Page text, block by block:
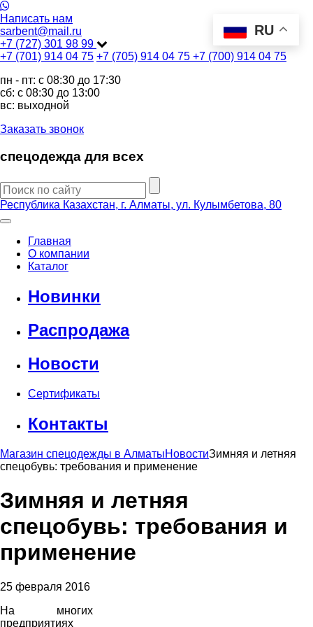
Написать нам
sarbent@mail.ru
+7 (727) 301 98 99
+7 (701) 914 04 75 +7 (705) 914 04 75 +7 (700) 914 04 75
пн - пт: c 08:30 до 17:30
сб: c 08:30 до 13:00
вс: выходной
Заказать звонок
спецодежда для всех
Республика Казахстан, г. Алматы, ул. Кулымбетова, 80
Главная
О компании
Каталог
Новинки
Распродажа
Новости
Сертификаты
Контакты
Магазин спецодежды в АлматыНовостиЗимняя и летняя
спецобувь: требования и применение
Зимняя и летняя
спецобувь: требования и
применение
25 февраля 2016
На многих
предприятиях
RU